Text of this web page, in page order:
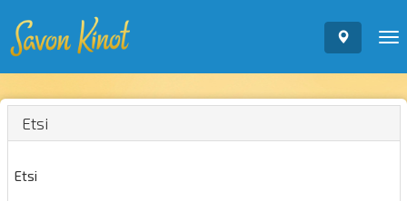
Etsi
Etsi